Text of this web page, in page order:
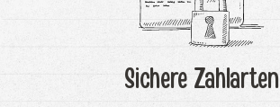
Sichere Zahlarten